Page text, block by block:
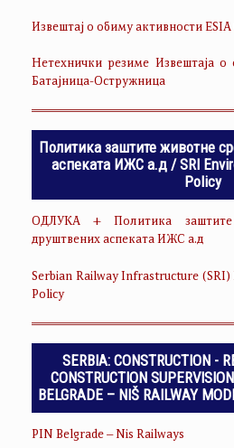
Извештај о обиму активности
Нетехнички резиме Извештаја о
Батајница-Остружница
Политика заштите животне
аспеката ИЖС а.д / SRI
Policy
ОДЛУКА + Политика
друштвених аспеката ИЖС а.д
Serbian Railway Infrastructure
Policy
SERBIA: CONSTRUCTION -
CONSTRUCTION
BELGRADE – NIŠ RAILWAY
PIN Belgrade – Nis Railways